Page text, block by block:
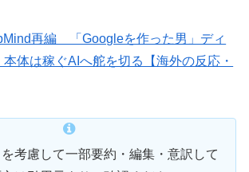
再編 「Googleを作った男」ディ
体は稼ぐAIへ舵を切る【海外の反応・
考慮して一部要約・編集・意訳して